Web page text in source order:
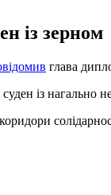
із зерном
глава
із нагально